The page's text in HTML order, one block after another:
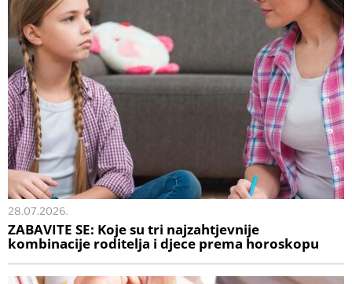
28.07.2026.
ZABAVITE SE: Koje su tri najzahtjevnije
kombinacije roditelja i djece prema horoskopu